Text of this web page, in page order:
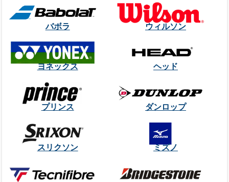
バボラ ウィルソン
ヨネックス ヘッド
プリンス ダンロップ
スリクソン ミズノ